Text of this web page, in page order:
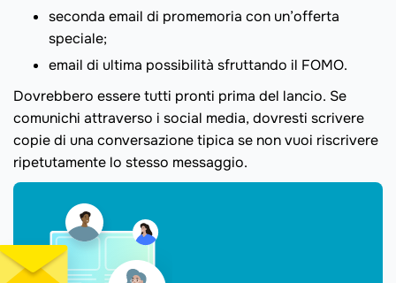
seconda email di promemoria con un’offerta
speciale;
email di ultima possibilità sfruttando il FOMO.
Dovrebbero essere tutti pronti prima del lancio. Se
comunichi attraverso i social media, dovresti scrivere
copie di una conversazione tipica se non vuoi riscrivere
ripetutamente lo stesso messaggio.